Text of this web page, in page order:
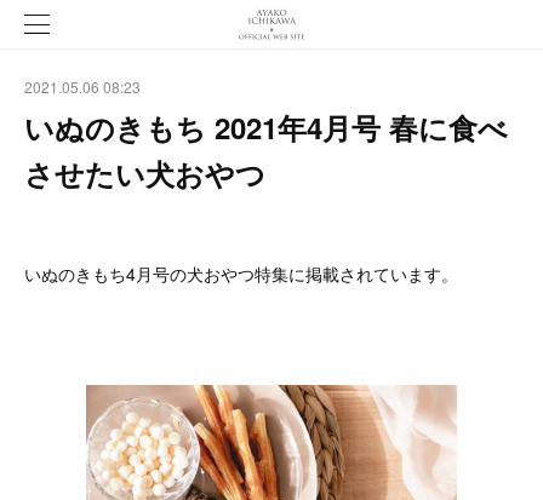
2021.05.06 08:23
いぬのきもち 2021年4月号 春に食べ
させたい犬おやつ
いぬのきもち4月号の犬おやつ特集に掲載されています。